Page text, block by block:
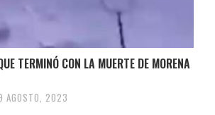
TERMINÓ CON LA MUERTE DE MORENA
AGOSTO, 2023